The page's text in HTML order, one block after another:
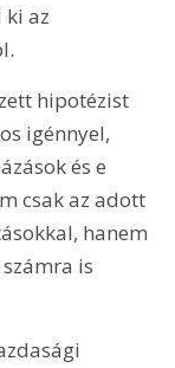
az
hipotézist
igénnyel,
és e
csak az adott
hanem
is